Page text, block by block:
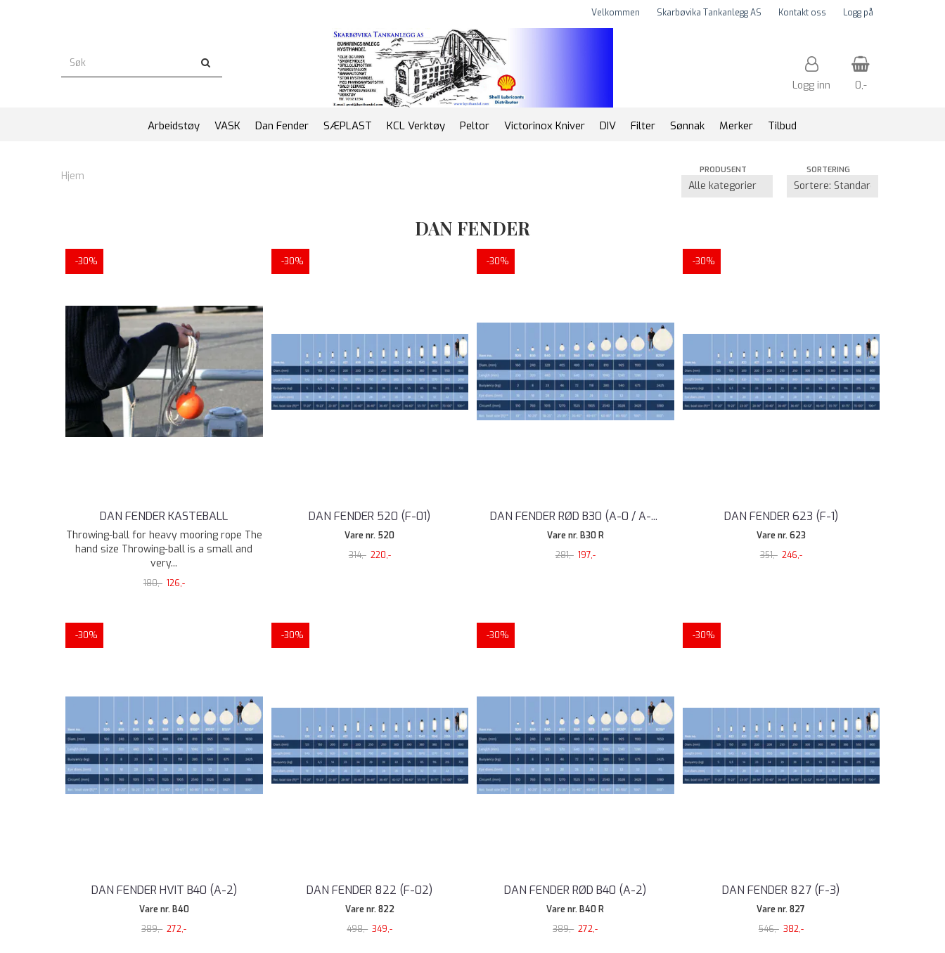
Velkommen Skarbøvika Tankanlegg AS Kontakt oss Logg på
Logg inn 0,-
Arbeidstøy VASK Dan Fender SÆPLAST KCL Verktøy Peltor Victorinox Kniver DIV Filter Sønnak Merker Tilbud
Hjem PRODUSENT SORTERING
DAN FENDER
-30%
DAN FENDER KASTEBALL
Throwing-ball for heavy mooring rope The
hand size Throwing-ball is a small and
very...
180,- 126,-
-30%
DAN FENDER 520 (F-01)
Vare nr. 520
314,- 220,-
-30%
DAN FENDER RØD B30 (A-0 / A-...
Vare nr. B30 R
281,- 197,-
-30%
DAN FENDER 623 (F-1)
Vare nr. 623
351,- 246,-
-30%
DAN FENDER HVIT B40 (A-2)
Vare nr. B40
389,- 272,-
-30%
DAN FENDER 822 (F-02)
Vare nr. 822
498,- 349,-
-30%
DAN FENDER RØD B40 (A-2)
Vare nr. B40 R
389,- 272,-
-30%
DAN FENDER 827 (F-3)
Vare nr. 827
546,- 382,-